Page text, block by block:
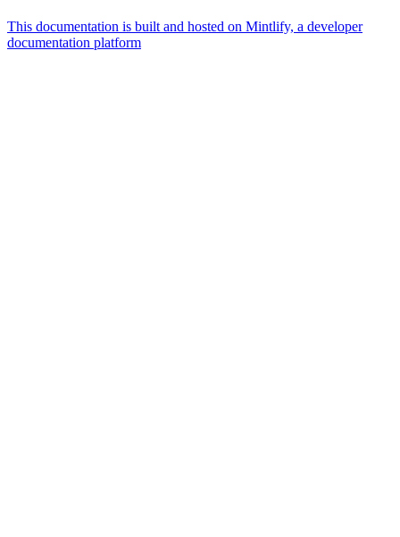
This documentation is built and hosted on Mintlify, a developer
documentation platform